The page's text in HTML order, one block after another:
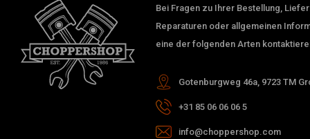
Bei Fragen zu Ihrer Bestellung,
Reparaturen oder allgemeinen
eine der folgenden Arten
Gotenburgweg 46a, 9723 TM
+31 85 06 06 06 5
info@choppershop.com